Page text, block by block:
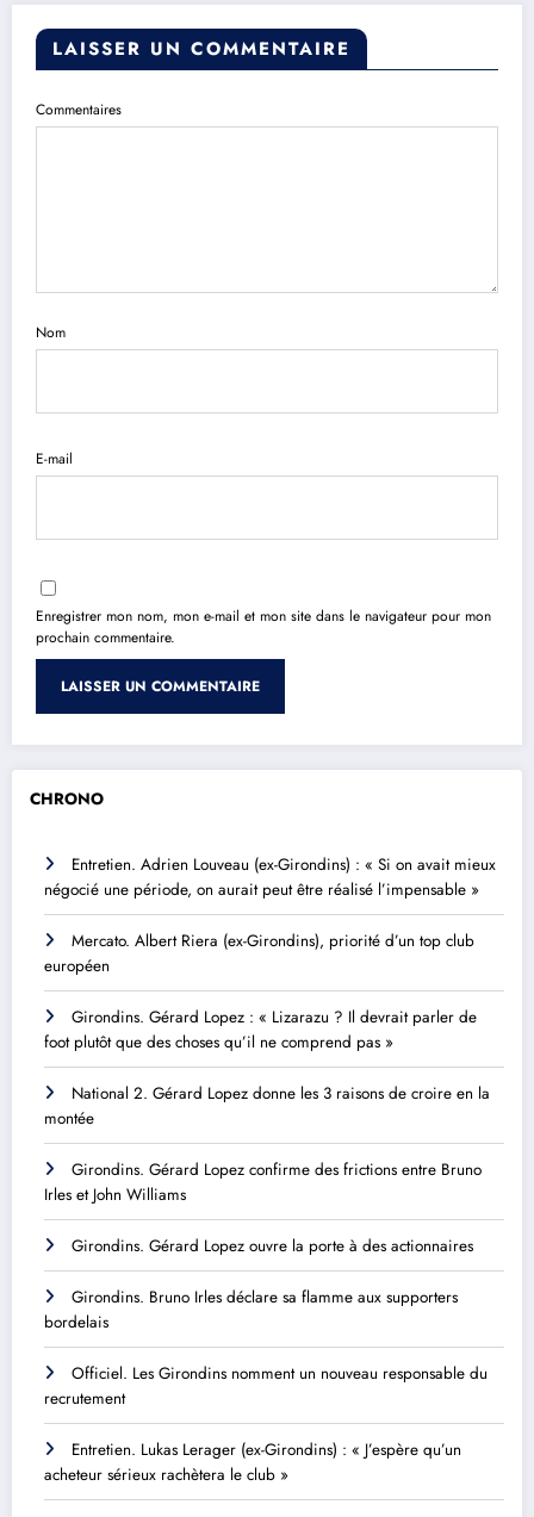
LAISSER UN COMMENTAIRE
Commentaires
Nom
E-mail
Enregistrer mon nom, mon e-mail et mon site dans le navigateur pour mon
prochain commentaire.
CHRONO
Entretien. Adrien Louveau (ex-Girondins) : « Si on avait mieux
négocié une période, on aurait peut être réalisé l’impensable »
Mercato. Albert Riera (ex-Girondins), priorité d’un top club
européen
Girondins. Gérard Lopez : « Lizarazu ? Il devrait parler de
foot plutôt que des choses qu’il ne comprend pas »
National 2. Gérard Lopez donne les 3 raisons de croire en la
montée
Girondins. Gérard Lopez confirme des frictions entre Bruno
Irles et John Williams
Girondins. Gérard Lopez ouvre la porte à des actionnaires
Girondins. Bruno Irles déclare sa flamme aux supporters
bordelais
Officiel. Les Girondins nomment un nouveau responsable du
recrutement
Entretien. Lukas Lerager (ex-Girondins) : « J’espère qu’un
acheteur sérieux rachètera le club »